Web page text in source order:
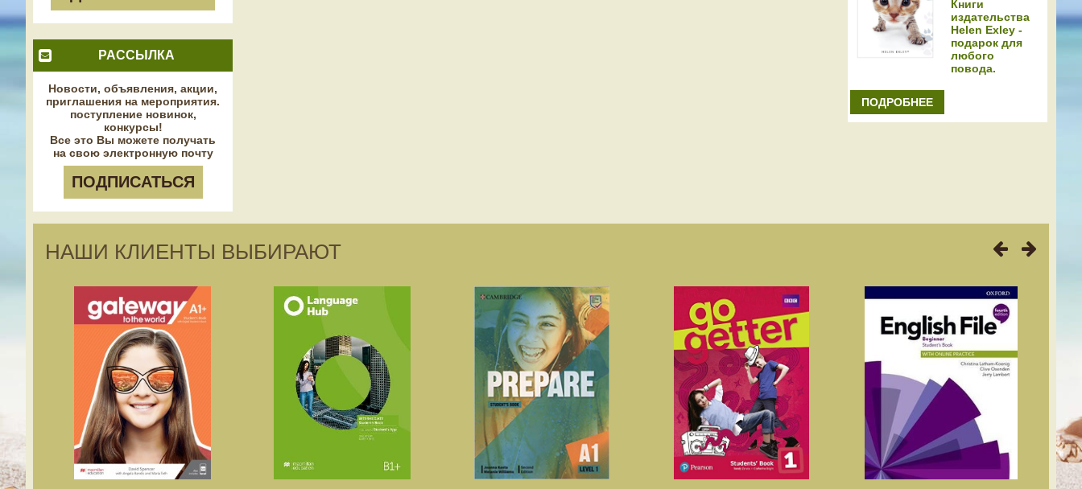
РАССЫЛКА
Новости, объявления, акции,
приглашения на мероприятия.
поступление новинок,
конкурсы!
Все это Вы можете получать
на свою электронную почту
ПОДПИСАТЬСЯ
Книги
издательства
Helen Exley -
подарок для
любого
повода.
ПОДРОБНЕЕ
НАШИ КЛИЕНТЫ ВЫБИРАЮТ